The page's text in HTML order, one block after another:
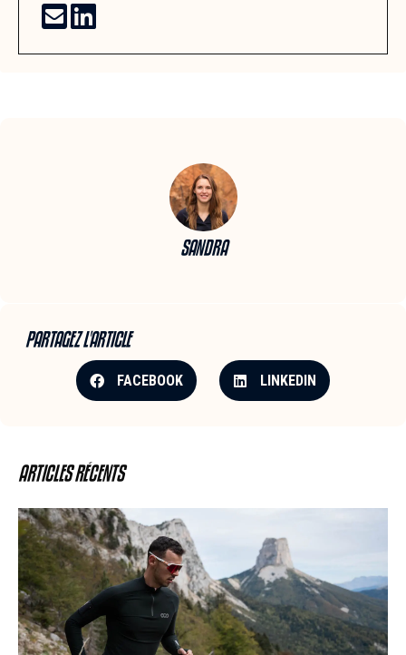
SANDRA
PARTAGEZ L'ARTICLE
FACEBOOK LINKEDIN
ARTICLES RÉCENTS